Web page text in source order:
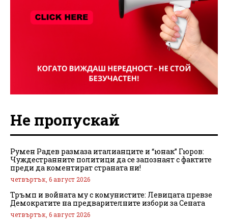
Не пропускай
Румен Радев размаза италианците и “юнак” Гюров:
Чуждестранните политици да се запознаят с фактите
преди да коментират страната ни!
четвъртък, 6 август 2026
Тръмп и войната му с комунистите: Левицата превзе
Демократите на предварителните избори за Сената
четвъртък, 6 август 2026